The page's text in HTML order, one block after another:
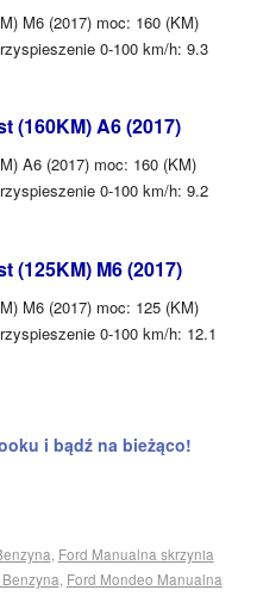
M6 (2017) moc: 160 (KM)
0-100 km/h: 9.3
(160KM) A6 (2017)
A6 (2017) moc: 160 (KM)
0-100 km/h: 9.2
(125KM) M6 (2017)
M6 (2017) moc: 125 (KM)
0-100 km/h: 12.1
i bądź na bieżąco!
Ford Manualna skrzynia
Ford Mondeo Manualna